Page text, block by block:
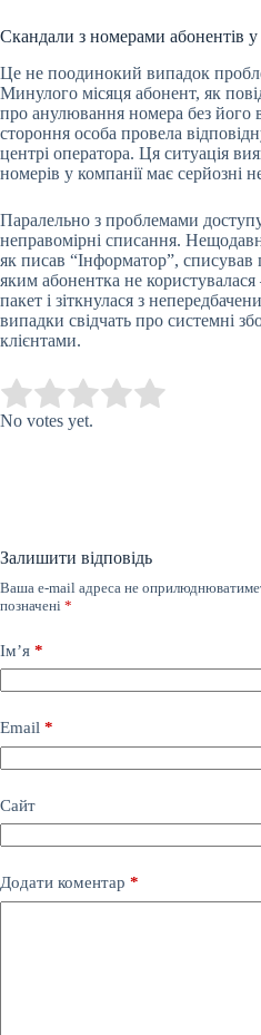
Скандали з номерами абонентів у
Це не поодинокий випадок
Минулого місяця абонент, як
про анулювання номера без його
стороння особа провела
центрі оператора. Ця ситуація
номерів у компанії має серйозні
Паралельно з проблемами
неправомірні списання.
як писав “Інформатор”,
яким абонентка не
пакет і зіткнулася з
випадки свідчать про системні
клієнтами.
Rate this item:
No votes yet.
Залишити відповідь
Ваша e-mail адреса не
позначені *
Ім’я *
Email *
Сайт
Додати коментар *